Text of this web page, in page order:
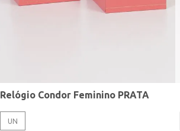
Relógio Condor Feminino PRATA
UN